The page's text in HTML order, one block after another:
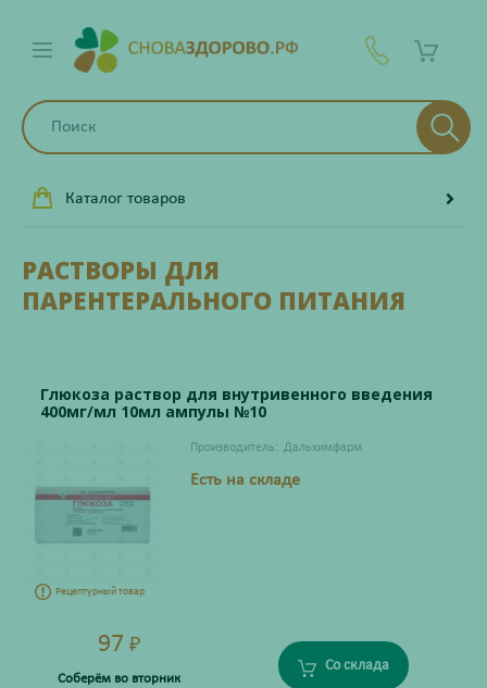
Каталог товаров
РАСТВОРЫ ДЛЯ
ПАРЕНТЕРАЛЬНОГО ПИТАНИЯ
Глюкоза раствор для внутривенного введения
400мг/мл 10мл ампулы №10
Рецептурный товар
Производитель: Дальхимфарм
Есть на складе
97 ₽
Соберём во вторник
Со склада